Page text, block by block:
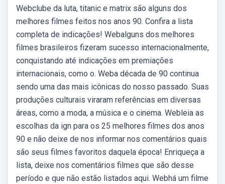
Webclube da luta, titanic e matrix são alguns dos
melhores filmes feitos nos anos 90. Confira a lista
completa de indicações! Webalguns dos melhores
filmes brasileiros fizeram sucesso internacionalmente,
conquistando até indicações em premiações
internacionais, como o. Weba década de 90 continua
sendo uma das mais icônicas do nosso passado. Suas
produções culturais viraram referências em diversas
áreas, como a moda, a música e o cinema. Webleia as
escolhas da ign para os 25 melhores filmes dos anos
90 e não deixe de nos informar nos comentários quais
são seus filmes favoritos daquela época! Enriqueça a
lista, deixe nos comentários filmes que são desse
período e que não estão listados aqui. Webhá um filme